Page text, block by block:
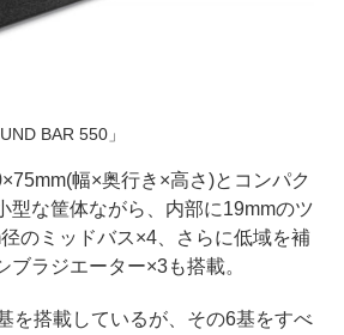
BAR 550」
幅×奥行き×高さ)とコンパク
型な筐体ながら、内部に19mmのツ
のミッドバス×4、さらに低域を補
ブラジエーター×3も搭載。
を搭載しているが、その6基をすべ